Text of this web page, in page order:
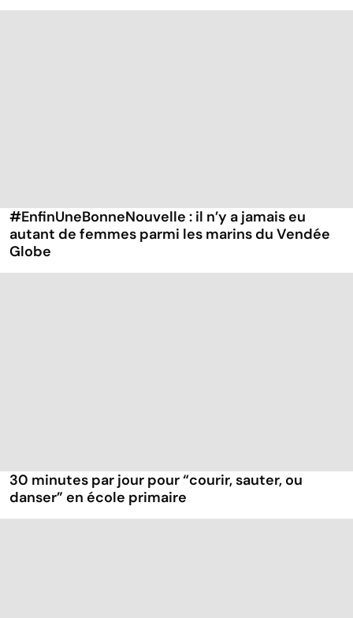
#EnfinUneBonneNouvelle : il n’y a jamais eu
autant de femmes parmi les marins du Vendée
Globe
30 minutes par jour pour “courir, sauter, ou
danser” en école primaire